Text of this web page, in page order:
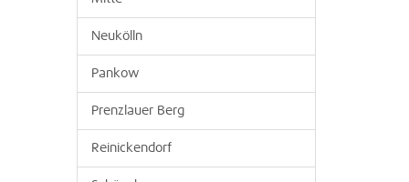
Neukölln
Pankow
Prenzlauer Berg
Reinickendorf